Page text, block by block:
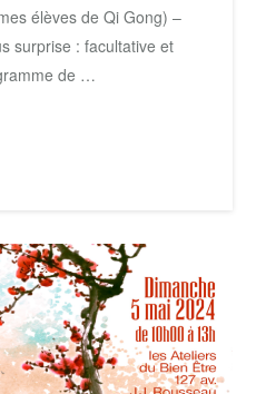
élèves de Qi Gong) –
surprise : facultative et
de …